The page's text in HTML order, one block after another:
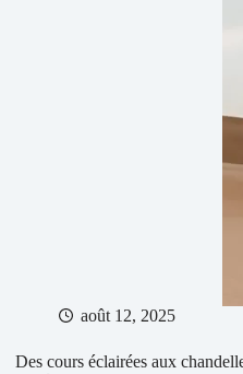
août 12, 2025
Des cours éclairées aux